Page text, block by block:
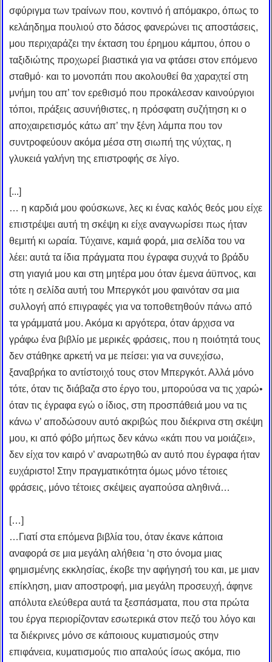
σφύριγμα των τραίνων που, κοντινό ή απόμακρο, όπως το
κελάηδημα πουλιού στο δάσος φανερώνει τις αποστάσεις,
μου περιχαράζει την έκταση του έρημου κάμπου, όπου ο
ταξιδιώτης προχωρεί βιαστικά για να φτάσει στον επόμενο
σταθμό· και το μονοπάτι που ακολουθεί θα χαραχτεί στη
μνήμη του απ’ τον ερεθισμό που προκάλεσαν καινούργιοι
τόποι, πράξεις ασυνήθιστες, η πρόσφατη συζήτηση κι ο
αποχαιρετισμός κάτω απ’ την ξένη λάμπα που τον
συντροφεύουν ακόμα μέσα στη σιωπή της νύχτας, η
γλυκειά γαλήνη της επιστροφής σε λίγο.
[...]
… η καρδιά μου φούσκωνε, λες κι ένας καλός θεός μου είχε
επιστρέψει αυτή τη σκέψη κι είχε αναγνωρίσει πως ήταν
θεμιτή κι ωραία. Τύχαινε, καμιά φορά, μια σελίδα του να
λέει: αυτά τα ίδια πράγματα που έγραφα συχνά το βράδυ
στη γιαγιά μου και στη μητέρα μου όταν έμενα άϋπνος, και
τότε η σελίδα αυτή του Μπεργκότ μου φαινόταν σα μια
συλλογή από επιγραφές για να τοποθετηθούν πάνω από
τα γράμματά μου. Ακόμα κι αργότερα, όταν άρχισα να
γράφω ένα βιβλίο με μερικές φράσεις, που η ποιότητά τους
δεν στάθηκε αρκετή να με πείσει: για να συνεχίσω,
ξαναβρήκα το αντίστοιχό τους στον Μπεργκότ. Αλλά μόνο
τότε, όταν τις διάβαζα στο έργο του, μπορούσα να τις χαρώ•
όταν τις έγραφα εγώ ο ίδιος, στη προσπάθειά μου να τις
κάνω ν’ αποδώσουν αυτό ακριβώς που διέκρινα στη σκέψη
μου, κι από φόβο μήπως δεν κάνω «κάτι που να μοιάζει»,
δεν είχα τον καιρό ν’ αναρωτηθώ αν αυτό που έγραφα ήταν
ευχάριστο! Στην πραγματικότητα όμως μόνο τέτοιες
φράσεις, μόνο τέτοιες σκέψεις αγαπούσα αληθινά…
[…]
…Γιατί στα επόμενα βιβλία του, όταν έκανε κάποια
αναφορά σε μια μεγάλη αλήθεια ‘η στο όνομα μιας
φημισμένης εκκλησίας, έκοβε την αφήγησή του και, με μιαν
επίκληση, μιαν αποστροφή, μια μεγάλη προσευχή, άφηνε
απόλυτα ελεύθερα αυτά τα ξεσπάσματα, που στα πρώτα
του έργα περιορίζονταν εσωτερικά στον πεζό του λόγο και
τα διέκρινες μόνο σε κάποιους κυματισμούς στην
επιφάνεια, κυματισμούς πιο απαλούς ίσως ακόμα, πιο